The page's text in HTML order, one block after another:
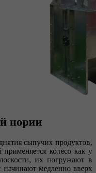
нории
сыпучих продуктов,
колесо как у
их погружают в
медленно вверх